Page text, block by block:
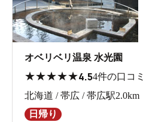
オベリベリ温泉 水光園
★★★★★4.54件の口コミ
北海道 / 帯広 / 帯広駅2.0km
日帰り